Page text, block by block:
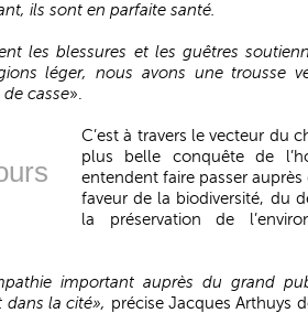
ils sont en parfaite santé.
les blessures et les guêtres
léger, nous avons une trousse
casse».
C’est à travers le vecteur du
plus belle conquête de
entendent faire passer
faveur de la biodiversité, du
la préservation de
important auprès du grand
dans la cité», précise Jacques Arthuys